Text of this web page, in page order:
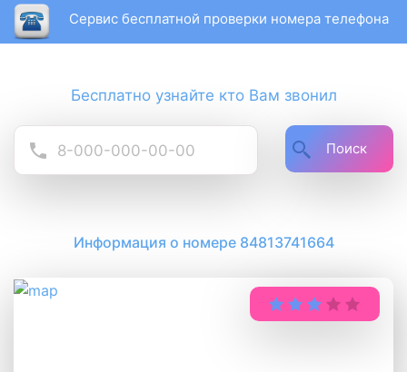
Сервис бесплатной проверки номера телефона
Бесплатно узнайте кто Вам звонил
Поиск
Информация о номере 84813741664